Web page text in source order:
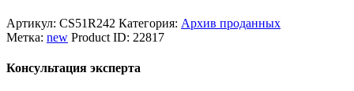
Артикул: CS51R242 Категория: Архив проданных
Метка: new Product ID: 22817
Консультация эксперта